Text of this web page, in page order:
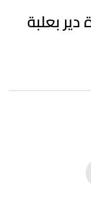
3 – مجزرة دير بعلبة